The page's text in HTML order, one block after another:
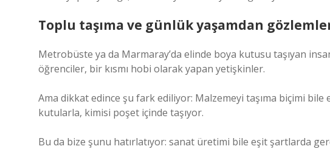
Toplu taşıma ve günlük yaşamdan
Metrobüste ya da Marmaray’da elinde boya kutusu taşıyan
öğrenciler, bir kısmı hobi olarak yapan yetişkinler.
Ama dikkat edince şu fark ediliyor: Malzemeyi taşıma biçimi
kutularla, kimisi poşet içinde taşıyor.
Bu da bize şunu hatırlatıyor: sanat üretimi bile eşit şartlarda